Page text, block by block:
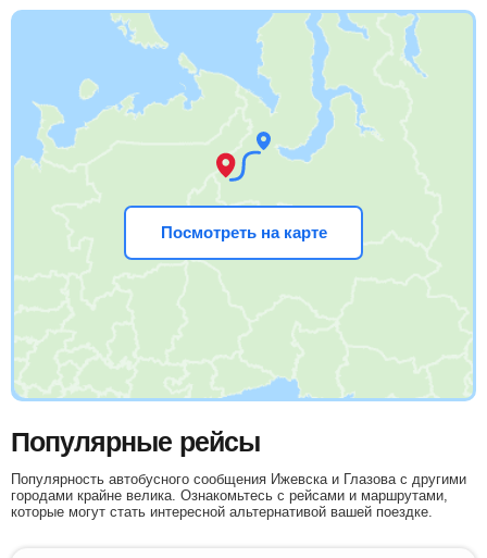
Посмотреть на карте
Популярные рейсы
Популярность автобусного сообщения Ижевска и Глазова с другими
городами крайне велика. Ознакомьтесь с рейсами и маршрутами,
которые могут стать интересной альтернативой вашей поездке.